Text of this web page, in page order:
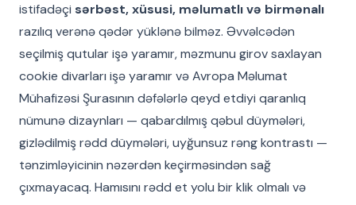
istifadəçi sərbəst, xüsusi, məlumatlı və birmənalı
razılıq verənə qədər yüklənə bilməz. Əvvəlcədən
seçilmiş qutular işə yaramır, məzmunu girov saxlayan
cookie divarları işə yaramır və Avropa Məlumat
Mühafizəsi Şurasının dəfələrlə qeyd etdiyi qaranlıq
nümunə dizaynları — qabardılmış qəbul düymələri,
gizlədilmiş rədd düymələri, uyğunsuz rəng kontrastı —
tənzimləyicinin nəzərdən keçirməsindən sağ
çıxmayacaq. Hamısını rədd et yolu bir klik olmalı və